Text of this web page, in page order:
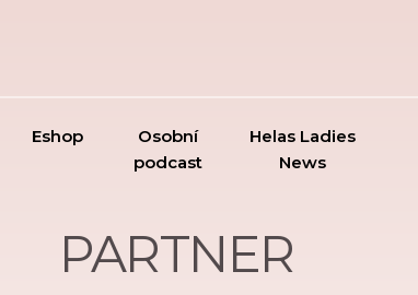
Eshop
Osobní
podcast
Helas Ladies
News
PARTNER